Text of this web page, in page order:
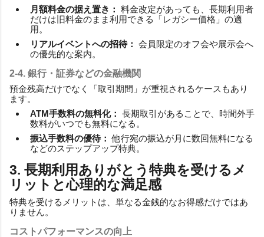
月額料金の据え置き： 料金改定があっても、長期利用者
だけは旧料金のまま利用できる「レガシー価格」の適
用。
リアルイベントへの招待： 会員限定のオフ会や展示会へ
の優先的な案内。
2-4. 銀行・証券などの金融機関
預金残高だけでなく「取引期間」が重視されるケースもあり
ます。
ATM手数料の無料化： 長期取引があることで、時間外手
数料がいつでも無料になる。
振込手数料の優待： 他行宛の振込が月に数回無料になる
などのステップアップ特典。
3. 長期利用ありがとう特典を受けるメ
リットと心理的な満足感
特典を受けるメリットは、単なる金銭的なお得感だけではあ
りません。
コストパフォーマンスの向上